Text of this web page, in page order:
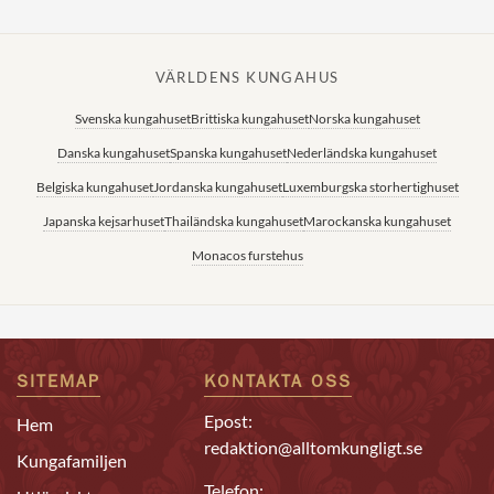
VÄRLDENS KUNGAHUS
Svenska kungahusetBrittiska kungahusetNorska kungahuset
Danska kungahusetSpanska kungahusetNederländska kungahuset
Belgiska kungahusetJordanska kungahusetLuxemburgska storhertighuset
Japanska kejsarhusetThailändska kungahusetMarockanska kungahuset
Monacos furstehus
SITEMAP
Hem
Kungafamiljen
KONTAKTA OSS
Epost:
redaktion@alltomkungligt.se